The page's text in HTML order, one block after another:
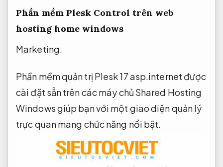
Phần mềm Plesk Control trên web
hosting home windows
Marketing.
Phần mềm quản trị Plesk 17 asp.internet được
cài đặt sẵn trên các máy chủ Shared Hosting
Windows giúp bạn với một giao diện quản lý
trực quan mang chức năng nổi bật.